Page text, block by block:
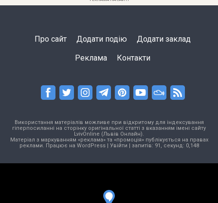
Про сайт Додати подію Додати заклад
Реклама Контакти
Використання матеріалів можливе при відкритому для індексування
гіперпосиланні на сторінку оригінальної статті з вказанням імені сайту
LvivOnline (Львів Онлайн).
Матеріал з маркуванням «реклама» та «промоція» публікується на правах
реклами. Працює на WordPress| Увійти | запитів: 91, секунд: 0,148